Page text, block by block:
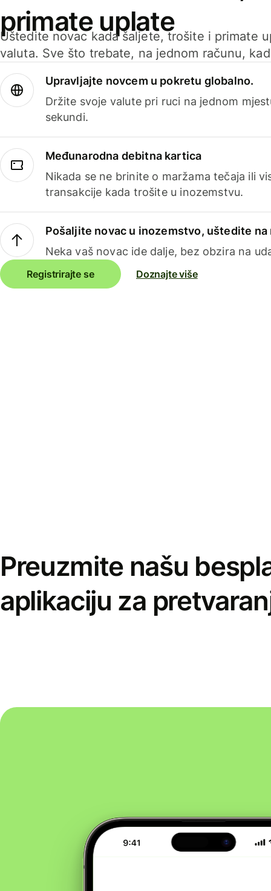
primate uplate
Uštedite novac kada šaljete, trošite i primate
valuta. Sve što trebate, na jednom računu,
Upravljajte novcem u pokretu globalno.
Držite svoje valute pri ruci na jednom
sekundi.
Međunarodna debitna kartica
Nikada se ne brinite o maržama tečaja ili
transakcije kada trošite u inozemstvu.
Pošaljite novac u inozemstvo, uštedite na
Neka vaš novac ide dalje, bez obzira na
Registrirajte se Doznajte više
Preuzmite našu
aplikaciju za